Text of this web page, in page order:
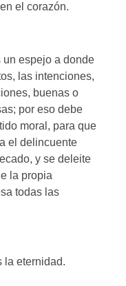
el corazón.
un espejo a donde
las intenciones,
buenas o
por eso debe
moral, para que
el delincuente
y se deleite
la propia
todas las
la eternidad.